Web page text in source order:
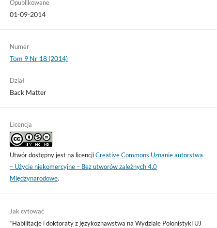
Opublikowane
01-09-2014
Numer
Tom 9 Nr 18 (2014)
Dział
Back Matter
Licencja
Utwór dostępny jest na licencjiCreative Commons Uznanie autorstwa
– Użycie niekomercyjne – Bez utworów zależnych 4.0
Międzynarodowe.
Jak cytować
“Habilitacje i doktoraty z językoznawstwa na Wydziale Polonistyki UJ